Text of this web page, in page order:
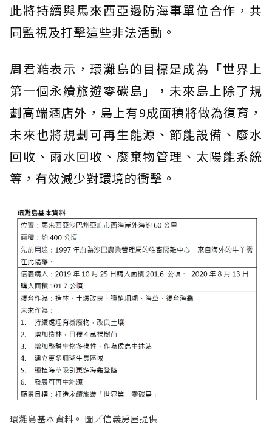
此將持續與馬來西亞邊防海事單位合作，共
同監視及打擊這些非法活動。
周君澔表示，環灘島的目標是成為「世界上
第一個永續旅遊零碳島」，未來島上除了規
劃高端酒店外，島上有9成面積將做為復育，
未來也將規劃可再生能源、節能設備、廢水
回收、雨水回收、廢棄物管理、太陽能系統
等，有效減少對環境的衝擊。
環灘島基本資料。 圖／信義房屋提供